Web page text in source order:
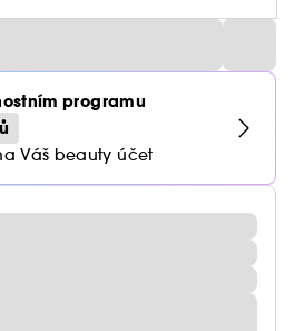
programu
Váš beauty účet